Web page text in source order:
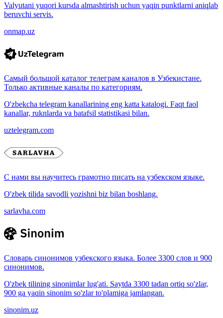
Valyutani yuqori kursda almashtirish uchun yaqin punktlarni aniqlab
beruvchi servis.
onmap.uz
Самый большой каталог телеграм каналов в Узбекистане.
Только активные каналы по категориям.
O'zbekcha telegram kanallarining eng katta katalogi. Faqt faol
kanallar, ruknlarda va batafsil statistikasi bilan.
uztelegram.com
С нами вы научитесь грамотно писать на узбекском языке.
O'zbek tilida savodli yozishni biz bilan boshlang.
sarlavha.com
Словарь синонимов узбекского языка. Более 3300 слов и 900
синонимов.
O'zbek tilining sinonimlar lug'ati. Saytda 3300 tadan ortiq so'zlar,
900 ga yaqin sinonim so'zlar to'plamiga jamlangan.
sinonim.uz